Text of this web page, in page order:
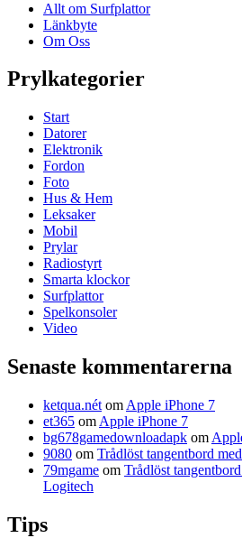
Allt om Surfplattor
Länkbyte
Om Oss
Prylkategorier
Start
Datorer
Elektronik
Fordon
Foto
Hus & Hem
Leksaker
Mobil
Prylar
Radiostyrt
Smarta klockor
Surfplattor
Spelkonsoler
Video
Senaste kommentarerna
ketqua.nét om Apple iPhone 7
et365 om Apple iPhone 7
bg678gamedownloadapk om
9080 om Trådlöst tangentbord
79mgame om Trådlöst
Logitech
Tips